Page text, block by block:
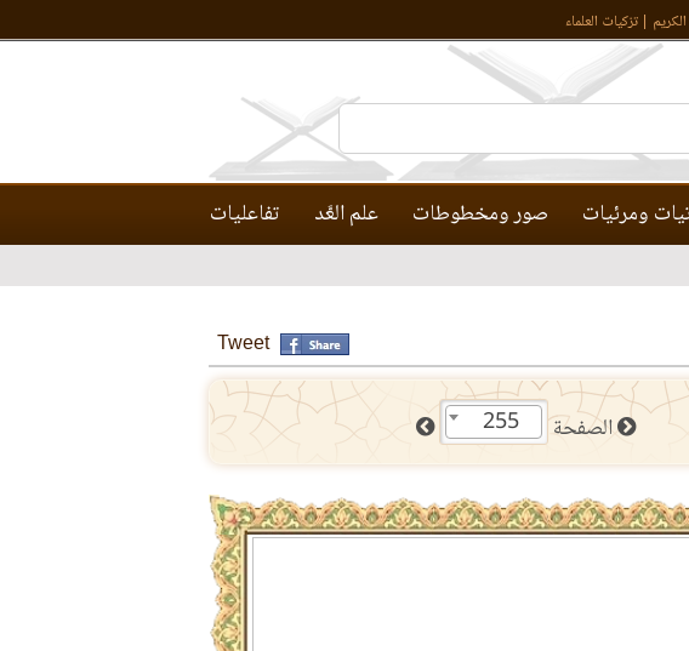
تزكيات العلماء
ومرئيات صور ومخطوطات علم العَّد تفاعليات
Tweet
الصفحة 255